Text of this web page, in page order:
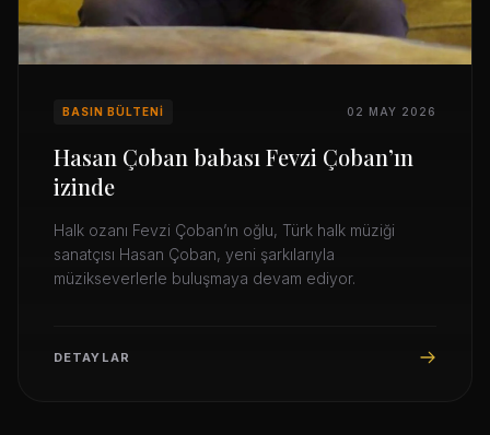
BASIN BÜLTENI 02 MAY 2026
Hasan Çoban babası Fevzi Çoban’ın
izinde
Halk ozanı Fevzi Çoban’ın oğlu, Türk halk müziği
sanatçısı Hasan Çoban, yeni şarkılarıyla
müzikseverlerle buluşmaya devam ediyor.
DETAYLAR